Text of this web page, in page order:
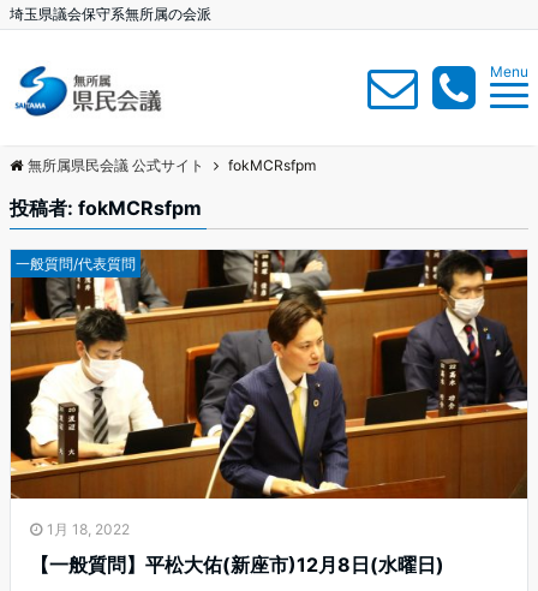
埼玉県議会保守系無所属の会派
Menu
無所属県民会議 公式サイト fokMCRsfpm
投稿者: fokMCRsfpm
一般質問/代表質問
1月 18, 2022
【一般質問】平松大佑(新座市)12月8日(水曜日)